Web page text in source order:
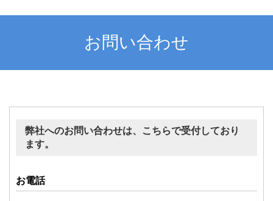
お問い合わせ
弊社へのお問い合わせは、こちらで受付しており
ます。
お電話